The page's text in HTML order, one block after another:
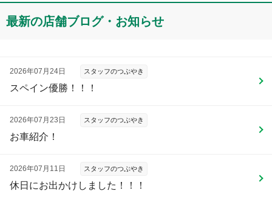
最新の店舗ブログ・お知らせ
2026年07月24日 スタッフのつぶやき
スペイン優勝！！！
2026年07月23日 スタッフのつぶやき
お車紹介！
2026年07月11日 スタッフのつぶやき
休日にお出かけしました！！！